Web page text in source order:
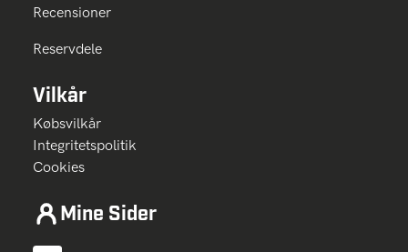
Recensioner
Reservdele
Vilkår
Købsvilkår
Integritetspolitik
Cookies
Mine Sider